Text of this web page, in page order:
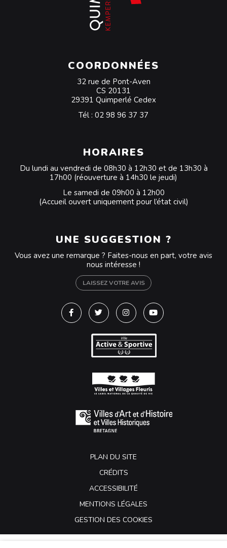
COORDONNÉES
32 rue de Pont-Aven
CS 20131
29391 Quimperlé Cedex
Tél : 02 98 96 37 37
HORAIRES
Du lundi au vendredi de 08h30 à 12h30 et de 13h30 à
17h00 (réouverture à 14h30 le jeudi)
Le samedi de 09h00 à 12h00
(Accueil ouvert uniquement pour l’état civil)
UNE SUGGESTION ?
Vous avez une remarque ? Faites-nous en part, votre avis
nous intéresse !
LAISSEZ VOTRE AVIS
Lien vers le compte Facebook
Lien vers le compte Twitter
Lien vers le compte
Lien vers la chaîne
PLAN DU SITE
CRÉDITS
ACCESSIBILITÉ
MENTIONS LÉGALES
GESTION DES COOKIES